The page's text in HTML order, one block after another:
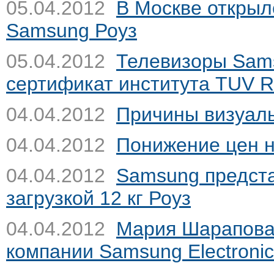
05.04.2012
В Москве
Samsung Роуз
05.04.2012 Телевизоры
сертификат института TUV
04.04.2012
Причины
04.04.2012
Понижение цен
04.04.2012 Samsung
загрузкой 12 кг Роуз
04.04.2012
Мария
компании Samsung